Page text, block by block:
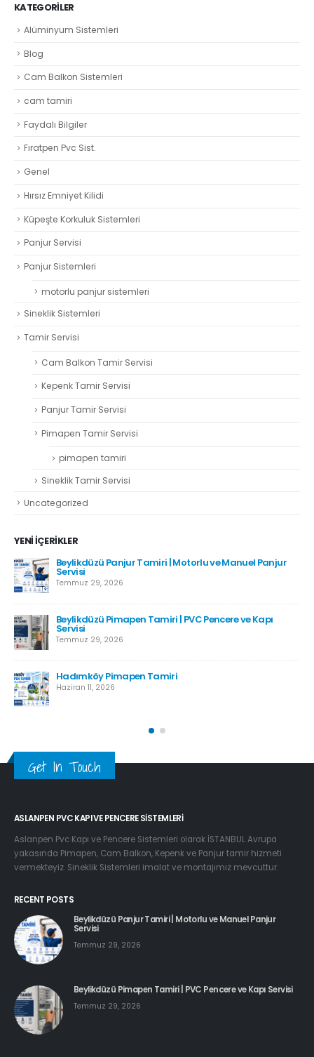
KATEGORILER
Alüminyum Sistemleri
Blog
Cam Balkon Sistemleri
cam tamiri
Faydalı Bilgiler
Fıratpen Pvc Sist.
Genel
Hırsız Emniyet Kilidi
Küpeşte Korkuluk Sistemleri
Panjur Servisi
Panjur Sistemleri
motorlu panjur sistemleri
Sineklik Sistemleri
Tamir Servisi
Cam Balkon Tamir Servisi
Kepenk Tamir Servisi
Panjur Tamir Servisi
Pimapen Tamir Servisi
pimapen tamiri
Sineklik Tamir Servisi
Uncategorized
YENI İÇERIKLER
Beylikdüzü Panjur Tamiri | Motorlu ve Manuel Panjur
Servisi
Temmuz 29, 2026
Beylikdüzü Pimapen Tamiri | PVC Pencere ve Kapı
Servisi
Temmuz 29, 2026
Hadımköy Pimapen Tamiri
Haziran 11, 2026
Get In Touch
ASLANPEN PVC KAPI VE PENCERE SISTEMLERI
Aslanpen Pvc Kapı ve Pencere Sistemleri olarak İSTANBUL Avrupa
yakasında Pimapen, Cam Balkon, Kepenk ve Panjur tamir hizmeti
vermekteyiz. Sineklik Sistemleri imalat ve montajımız mevcuttur.
RECENT POSTS
Beylikdüzü Panjur Tamiri | Motorlu ve Manuel Panjur
Servisi
Temmuz 29, 2026
Beylikdüzü Pimapen Tamiri | PVC Pencere ve Kapı Servisi
Temmuz 29, 2026